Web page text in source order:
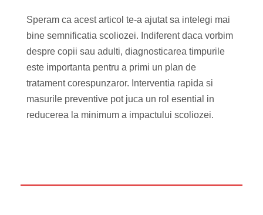
Speram ca acest articol te-a ajutat sa intelegi mai
bine semnificatia scoliozei. Indiferent daca vorbim
despre copii sau adulti, diagnosticarea timpurile
este importanta pentru a primi un plan de
tratament corespunzaror. Interventia rapida si
masurile preventive pot juca un rol esential in
reducerea la minimum a impactului scoliozei.